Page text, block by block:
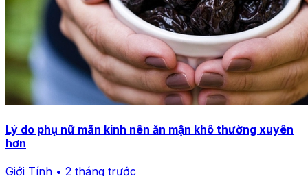
Lý do phụ nữ mãn kinh nên ăn mận khô thường xuyên
hơn
Giới Tính • 2 tháng trước